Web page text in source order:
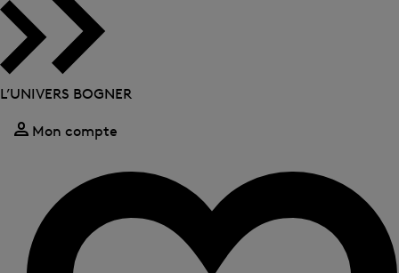
L’UNIVERS BOGNER
Mon compte